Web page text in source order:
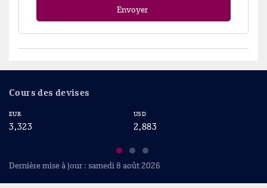
Envoyer
Cours des devises
Dernière mise à jour : samedi 8 août 2026